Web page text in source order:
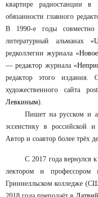
квартире радиостанции
обязанности главного
В 1990-е годы
литературный альманах «
редколлегии журнала «
— редактор журнала «
редактор этого издания.
художественного сайта
Левкиным).
Пишет на русском и
эссеистику в российской
Автор и соавтор более трёх
С 2017 года вернулся
лектором и профессором
Гриннелльском колледже